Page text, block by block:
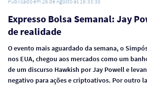
Expresso Bolsa Semanal: Jay
de realidade
O evento mais aguardado da semana, o
nos EUA, chegou aos mercados como um
de um discurso Hawkish por Jay Powell e
negativo para ações e criptoativos. Por outro